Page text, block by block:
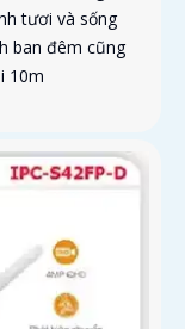
tươi và sống
ban đêm cũng
10m